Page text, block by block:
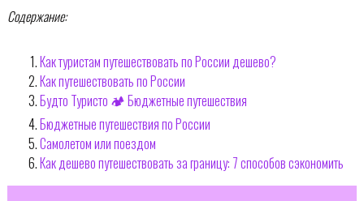
Содержание:
Как туристам путешествовать по России дешево?
Как путешествовать по России
Будто Туристо 🏕 Бюджетные путешествия
Бюджетные путешествия по России
Самолетом или поездом
Как дешево путешествовать за границу: 7 способов сэкономить